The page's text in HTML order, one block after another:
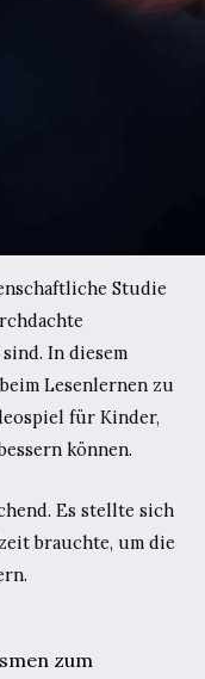
Studie
In diesem
Lesenlernen zu
für Kinder,
können.
Es stellte sich
brauchte, um die
zum